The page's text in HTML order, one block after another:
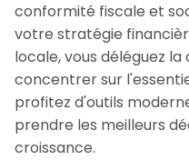
conformité fiscale et
votre stratégie
locale, vous déléguez
concentrer sur
profitez d'outils
prendre les meilleurs
croissance.